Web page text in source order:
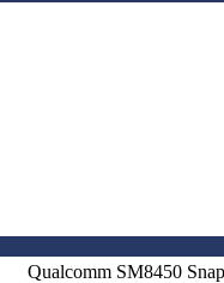
Qualcomm SM8450